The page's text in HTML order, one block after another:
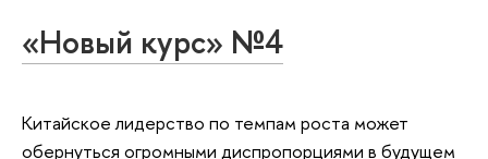
«Новый курс» №4
Китайское лидерство по темпам роста может
обернуться огромными диспропорциями в будущем